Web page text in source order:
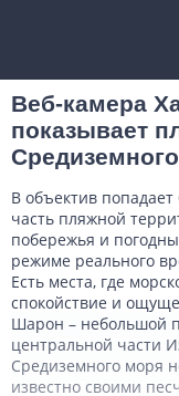
Веб-камера
показывает
В объектив
часть пляжной
побережья и
режиме реального
Есть места, где
спокойствие и
Шарон – небольшой
центральной части
Средиземного моря
известно своими